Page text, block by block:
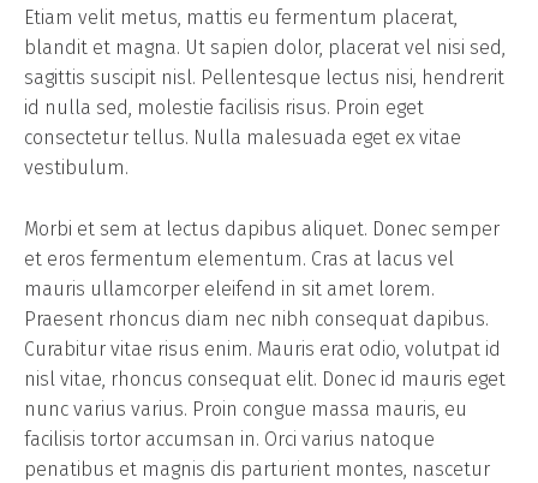
Etiam velit metus, mattis eu fermentum placerat,
blandit et magna. Ut sapien dolor, placerat vel nisi sed,
sagittis suscipit nisl. Pellentesque lectus nisi, hendrerit
id nulla sed, molestie facilisis risus. Proin eget
consectetur tellus. Nulla malesuada eget ex vitae
vestibulum.
Morbi et sem at lectus dapibus aliquet. Donec semper
et eros fermentum elementum. Cras at lacus vel
mauris ullamcorper eleifend in sit amet lorem.
Praesent rhoncus diam nec nibh consequat dapibus.
Curabitur vitae risus enim. Mauris erat odio, volutpat id
nisl vitae, rhoncus consequat elit. Donec id mauris eget
nunc varius varius. Proin congue massa mauris, eu
facilisis tortor accumsan in. Orci varius natoque
penatibus et magnis dis parturient montes, nascetur